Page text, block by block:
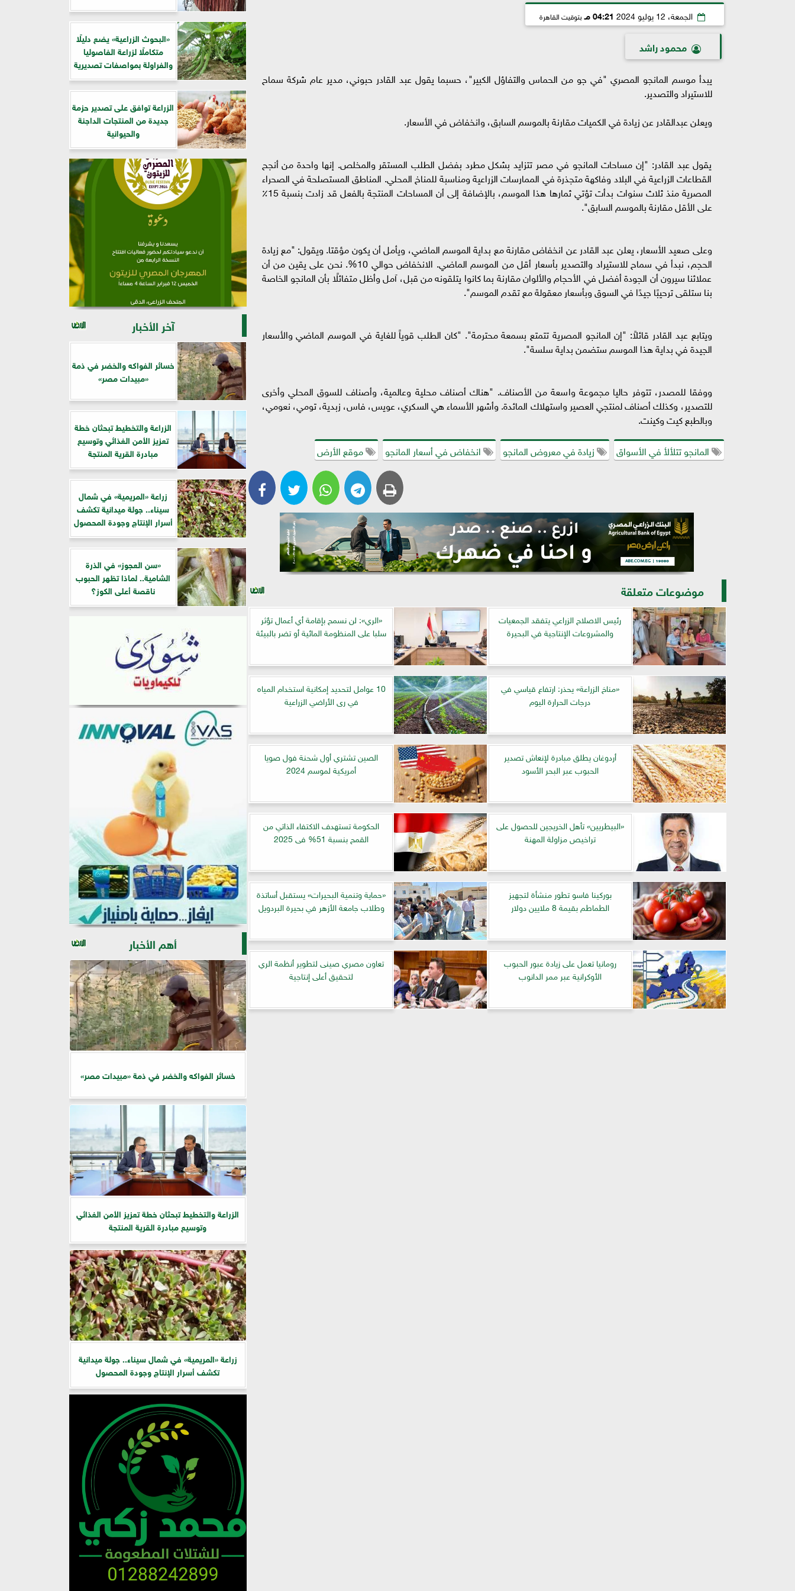
الجمعة، 12 يوليو 2024 04:21 مـ بتوقيت القاهرة
محمود راشد
يبدأ موسم المانجو المصري "في جو من الحماس والتفاؤل الكبير"، حسبما يقول عبد القادر حبوني، مدير عام شركة سماح
للاستيراد والتصدير.
ويعلن عبدالقادر عن زيادة في الكميات مقارنة بالموسم السابق، وانخفاض في الأسعار.
يقول عبد القادر: "إن مساحات المانجو في مصر تتزايد بشكل مطرد بفضل الطلب المستقر والمخلص. إنها واحدة من أنجح
القطاعات الزراعية في البلاد وفاكهة متجذرة في الممارسات الزراعية ومناسبة للمناخ المحلي. المناطق المستصلحة في الصحراء
المصرية منذ ثلاث سنوات بدأت تؤتي ثمارها هذا الموسم، بالإضافة إلى أن المساحات المنتجة بالفعل قد زادت بنسبة 15٪
على الأقل مقارنة بالموسم السابق".
وعلى صعيد الأسعار، يعلن عبد القادر عن انخفاض مقارنة مع بداية الموسم الماضي، ويأمل أن يكون مؤقتا. ويقول: "مع زيادة
الحجم، نبدأ في سماح للاستيراد والتصدير بأسعار أقل من الموسم الماضي. الانخفاض حوالي 10%. نحن على يقين من أن
عملائنا سيرون أن الجودة أفضل في الأحجام والألوان مقارنة بما كانوا يتلقونه من قبل، آمل وأظل متفائلًا بأن المانجو الخاصة
بنا ستلقى ترحيبًا جيدًا في السوق وبأسعار معقولة مع تقدم الموسم".
ويتابع عبد القادر قائلاً: "إن المانجو المصرية تتمتع بسمعة محترمة". "كان الطلب قوياً للغاية في الموسم الماضي والأسعار
الجيدة في بداية هذا الموسم ستضمن بداية سلسة".
ووفقا للمصدر، تتوفر حاليا مجموعة واسعة من الأصناف. "هناك أصناف محلية وعالمية، وأصناف للسوق المحلي وأخرى
للتصدير، وكذلك أصناف لمنتجي العصير واستهلاك المائدة. وأشهر الأسماء هي السكري، عويس، فاس، زبدية، تومي، نعومي،
وبالطبع كيت وكينت.
المانجو تتلألأ في الأسواق
زيادة في معروض المانجو انخفاض في أسعار المانجو موقع الأرض
موضوعات متعلقة
رئيس الاصلاح الزراعي يتفقد الجمعيات
والمشروعات الإنتاجية في البحيرة
«الري»: لن نسمح بإقامة أي أعمال تؤثر
سلبا على المنظومة المائية أو تضر بالبيئة
«مناخ الزراعة» يحذر: ارتفاع قياسي في
درجات الحرارة اليوم
10 عوامل لتحديد إمكانية استخدام المياه
في رى الأراضي الزراعية
أردوغان يطلق مبادرة لإنعاش تصدير
الحبوب عبر البحر الأسود
الصين تشتري أول شحنة فول صويا
أمريكية لموسم 2024
«البيطريين» تأهل الخريجين للحصول على
تراخيص مزاولة المهنة
الحكومة تستهدف الاكتفاء الذاتي من
القمح بنسبة 51% فى 2025
بوركينا فاسو تطور منشأة لتجهيز
الطماطم بقيمة 8 ملايين دولار
«حماية وتنمية البحيرات» يستقبل أساتذة
وطلاب جامعة الأزهر في بحيرة البردويل
رومانيا تعمل على زيادة عبور الحبوب
الأوكرانية عبر ممر الدانوب
تعاون مصري صينى لتطوير أنظمة الري
لتحقيق أعلى إنتاجية
​«البحوث الزراعية» يضع دليلًا
متكاملًا لزراعة الفاصوليا
والفراولة بمواصفات تصديرية
الزراعة توافق على تصدير حزمة
جديدة من المنتجات الداجنة
والحيوانية
آخر الأخبار
خسائر الفواكه والخضر في ذمة
«مبيدات مصر»
الزراعة والتخطيط تبحثان خطة
تعزيز الأمن الغذائي وتوسيع
مبادرة القرية المنتجة
زراعة «المريمية» في شمال
سيناء.. جولة ميدانية تكشف
أسرار الإنتاج وجودة المحصول
«سن العجوز» في الذرة
الشامية.. لماذا تظهر الحبوب
ناقصة أعلى الكوز؟
أهم الأخبار
خسائر الفواكه والخضر في ذمة «مبيدات مصر»
الزراعة والتخطيط تبحثان خطة تعزيز الأمن الغذائي
وتوسيع مبادرة القرية المنتجة
زراعة «المريمية» في شمال سيناء.. جولة ميدانية
تكشف أسرار الإنتاج وجودة المحصول